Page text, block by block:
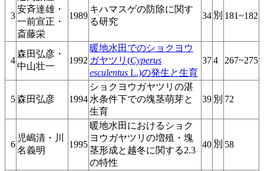
3
安斉達雄・
一前宣正・
斎藤栄
1989
キハマスゲの防除に関す
る研究
34 別 181~182
4
森田弘彦・
中山壮一
1992
暖地水田でのショクヨウ
ガヤツリ(Cyperus
esculentus L.)の発生と生育
374 267~275
5森田弘彦 1994
ショクヨウガヤツリの湛
水条件下での塊茎萌芽と
生育
39 別 72
6
児嶋清・川
名義明
1995
暖地水田におけるショク
ヨウガヤツリの増殖・塊
茎形成と越冬に関する2.3
の特性
40 別 58